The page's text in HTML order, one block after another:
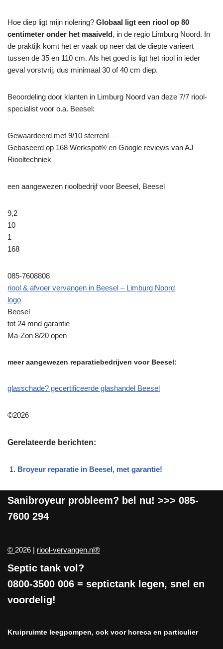
Hoe diep ligt mijn riolering? Globaal ligt een riool op 80
centimeter onder het maaiveld, in de regio Limburg Noord. In
de praktijk komt het er vaak op neer dat de diepte varieert
tussen de 35 en 110 cm. Als het goed is ligt het riool in ieder
geval vorstvrij, dus minimaal 30 of 40 cm diep.
Beoordeling door klanten in Limburg Noord van deze 7/7 riool-
specialist voor o.a. Beesel:
Gewaardeerd met 9/10 sterren! –
Gebaseerd op 168 Werkspot® en Google reviews van AJ
Riooltechniek
een aangewezen rioolbedrijf voor Beesel, Beesel
9,2
10
1
168
085-7608808
riool & afvoer vervangen in Beesel – Limburg Noord
logo
Beesel
tot 24 mnd garantie
Ma-Zon 8/20 open
meer aangewezen reparatiebedrijven voor Beesel:
glasschade? gecertificeerde glashandel Beesel
©2026
Gerelateerde berichten:
Broyeur reparatie in Beesel, met garantie!
Sanibroyeur probleem? bel nu! >>> 085-
7600 294
© 2026 | riool-vervangen.nl®
Septic tank vol?
0800-3500 006 = septictank legen, snel en
voordelig!
Kruipruimte leegpompen, ook voor horeca en particulier